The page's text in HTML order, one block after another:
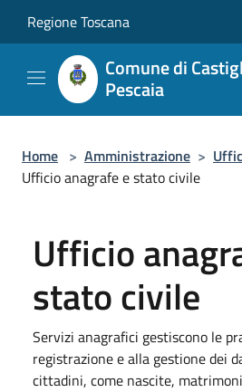
Regione Toscana
Comune di
Pescaia
Home > Amministrazione >
Ufficio anagrafe e stato civile
Ufficio
stato civile
Servizi anagrafici gestiscono le
registrazione e alla gestione dei
cittadini, come nascite,